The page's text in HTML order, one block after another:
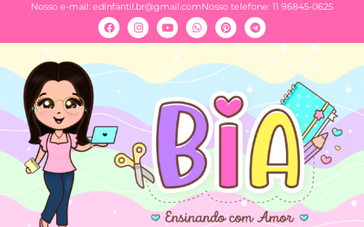
Nosso e-mail: edinfantil.br@gmail.comNosso telefone: 11 96845-0625